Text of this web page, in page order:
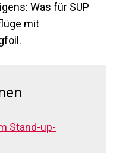
Was für SUP
mit
Stand-up-